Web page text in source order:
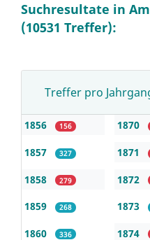
Suchresultate in
(10531 Treffer):
Treffer pro
1856 156
1857 327
1858 279
1859 268
1860 336
1870
1871
1872
1873
1874